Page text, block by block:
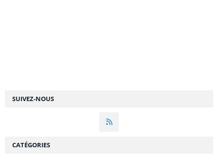
SUIVEZ-NOUS
CATÉGORIES